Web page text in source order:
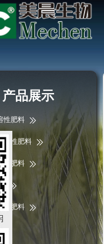
产品展示
性肥料
溶性肥料
性肥料
性肥料